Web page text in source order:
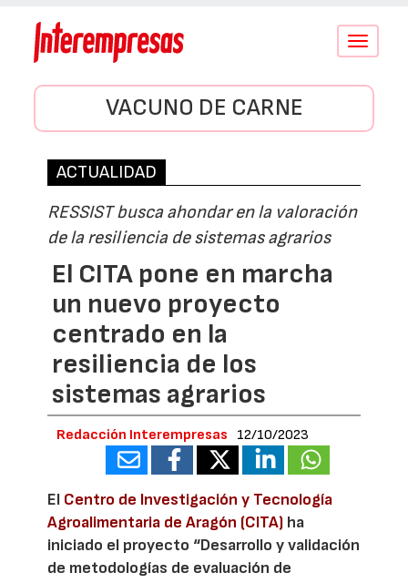
Conmutar
VACUNO DE CARNE
ACTUALIDAD
RESSIST busca ahondar en la valoración
de la resiliencia de sistemas agrarios
El CITA pone en marcha
un nuevo proyecto
centrado en la
resiliencia de los
sistemas agrarios
Redacción Interempresas 12/10/2023
El Centro de Investigación y Tecnología
Agroalimentaria de Aragón (CITA) ha
iniciado el proyecto “Desarrollo y validación
de metodologías de evaluación de